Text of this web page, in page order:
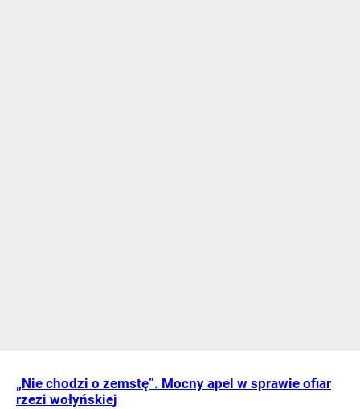
„Nie chodzi o zemstę”. Mocny apel w sprawie ofiar
rzezi wołyńskiej